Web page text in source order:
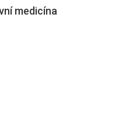
medicína